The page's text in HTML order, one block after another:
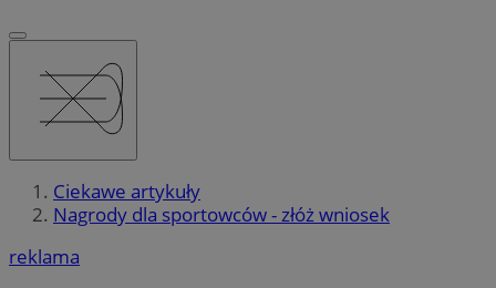
Ciekawe artykuły
Nagrody dla sportowców - złóż wniosek
reklama